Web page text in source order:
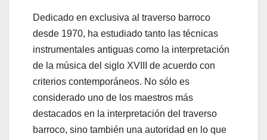
Dedicado en exclusiva al traverso barroco
desde 1970, ha estudiado tanto las técnicas
instrumentales antiguas como la interpretación
de la música del siglo XVIII de acuerdo con
criterios contemporáneos. No sólo es
considerado uno de los maestros más
destacados en la interpretación del traverso
barroco, sino también una autoridad en lo que